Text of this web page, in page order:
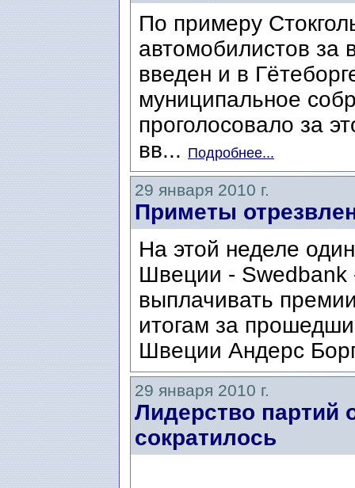
По примеру
автомобилистов за
введен и в
муниципальное
проголосовало за
вв... Подробнее...
29 января 2010 г.
Приметы
На этой неделе
Швеции - Swedbank
выплачивать
итогам за
Швеции Андерс
29 января 2010 г.
Лидерство партий
сократилось